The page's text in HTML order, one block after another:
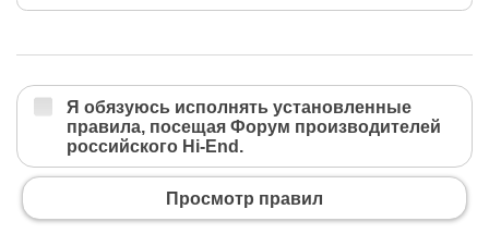
Я обязуюсь исполнять установленные
правила, посещая Форум производителей
российского Hi-End.
Просмотр правил